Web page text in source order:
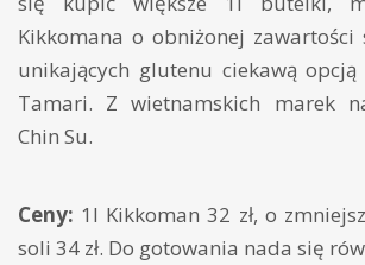
Kikkomana o obniżonej
unikających glutenu ciekawą opcją
Tamari. Z wietnamskich marek
Chin Su.
Ceny: 1l Kikkoman 32 zł, o
soli 34 zł. Do gotowania nada się